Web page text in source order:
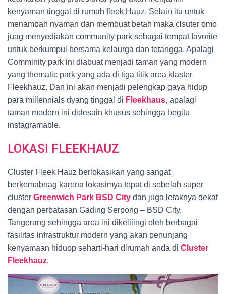
kenyaman tinggal di rumah fleek Hauz. Selain itu untuk
menambah nyaman dan membuat betah maka clsuter omo
juag menyediakan community park sebagai tempat favorite
untuk berkumpul bersama kelaurga dan tetangga. Apalagi
Comminity park ini diabuat menjadi taman yang modern
yang thematic park yang ada di tiga titik area klaster
Fleekhauz. Dan ini akan menjadi pelengkap gaya hidup
para millennials dyang tinggal di Fleekhaus, apalagi
taman modern ini didesain khusus sehingga begitu
instagramable.
LOKASI FLEEKHAUZ
Cluster Fleek Hauz berlokasikan yang sangat
berkemabnag karena lokasimya tepat di sebelah super
cluster Greenwich Park BSD City dan juga letaknya dekat
dengan perbatasan Gading Serpong – BSD City,
Tangerang sehingga area ini dikelilingi oleh berbagai
fasilitas infrastruktur modern yang akan penunjang
kenyamaan hiduop seharti-hari dirumah anda di Cluster
Fleekhauz.